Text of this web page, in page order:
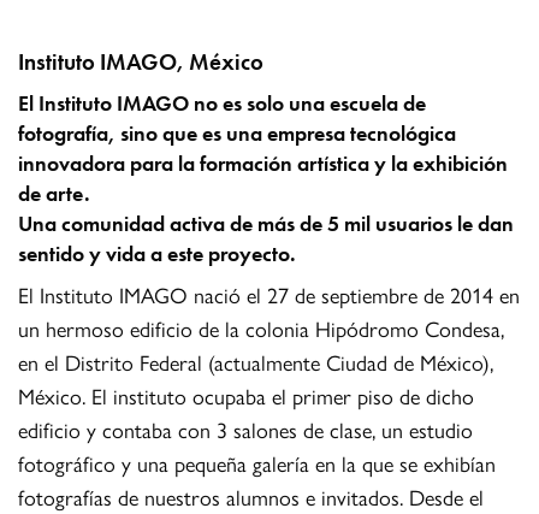
Instituto IMAGO, México
El Instituto IMAGO no es solo una escuela de
fotografía, sino que es una empresa tecnológica
innovadora para la formación artística y la exhibición
de arte.
Una comunidad activa de más de 5 mil usuarios le dan
sentido y vida a este proyecto.
El Instituto IMAGO nació el 27 de septiembre de 2014 en
un hermoso edificio de la colonia Hipódromo Condesa,
en el Distrito Federal (actualmente Ciudad de México),
México. El instituto ocupaba el primer piso de dicho
edificio y contaba con 3 salones de clase, un estudio
fotográfico y una pequeña galería en la que se exhibían
fotografías de nuestros alumnos e invitados. Desde el